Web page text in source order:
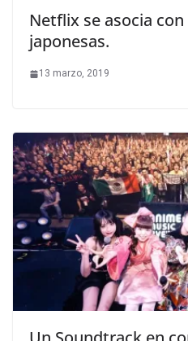
Netflix se asocia
japonesas.
13 marzo, 2019